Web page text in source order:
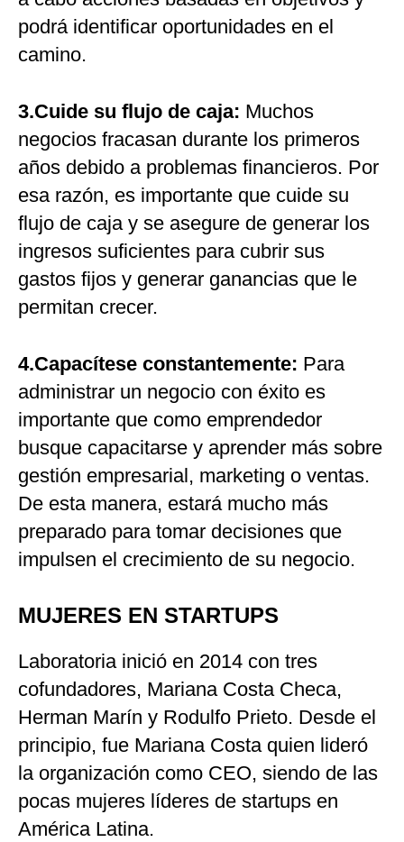
podrá identificar oportunidades en el
camino.
3.Cuide su flujo de caja: Muchos
negocios fracasan durante los primeros
años debido a problemas financieros. Por
esa razón, es importante que cuide su
flujo de caja y se asegure de generar los
ingresos suficientes para cubrir sus
gastos fijos y generar ganancias que le
permitan crecer.
4.Capacítese constantemente: Para
administrar un negocio con éxito es
importante que como emprendedor
busque capacitarse y aprender más sobre
gestión empresarial, marketing o ventas.
De esta manera, estará mucho más
preparado para tomar decisiones que
impulsen el crecimiento de su negocio.
MUJERES EN STARTUPS
Laboratoria inició en 2014 con tres
cofundadores, Mariana Costa Checa,
Herman Marín y Rodulfo Prieto. Desde el
principio, fue Mariana Costa quien lideró
la organización como CEO, siendo de las
pocas mujeres líderes de startups en
América Latina.